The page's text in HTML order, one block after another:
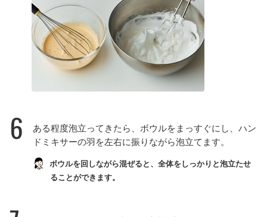
6
ある程度泡立ってきたら、ボウルをまっすぐにし、ハン
ドミキサーの羽を左右に振りながら泡立てます。
ボウルを回しながら混ぜると、全体をしっかりと泡立たせ
ることができます。